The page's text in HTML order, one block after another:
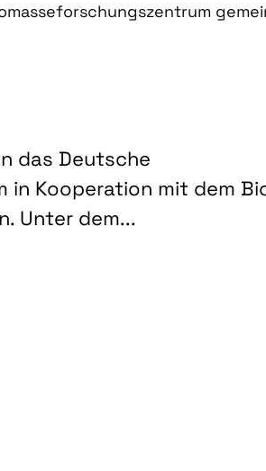
das Deutsche
in Kooperation mit dem
Unter dem...
"Schlüsseltechnologien für